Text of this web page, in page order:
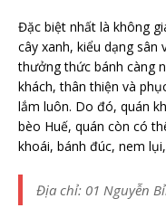
Đặc biệt nhất là không
cây xanh, kiểu dạng sân
thưởng thức bánh càng
khách, thân thiện và
lắm luôn. Do đó, quán
bèo Huế, quán còn có
khoái, bánh đúc, nem
Địa chỉ: 01 Nguyễn